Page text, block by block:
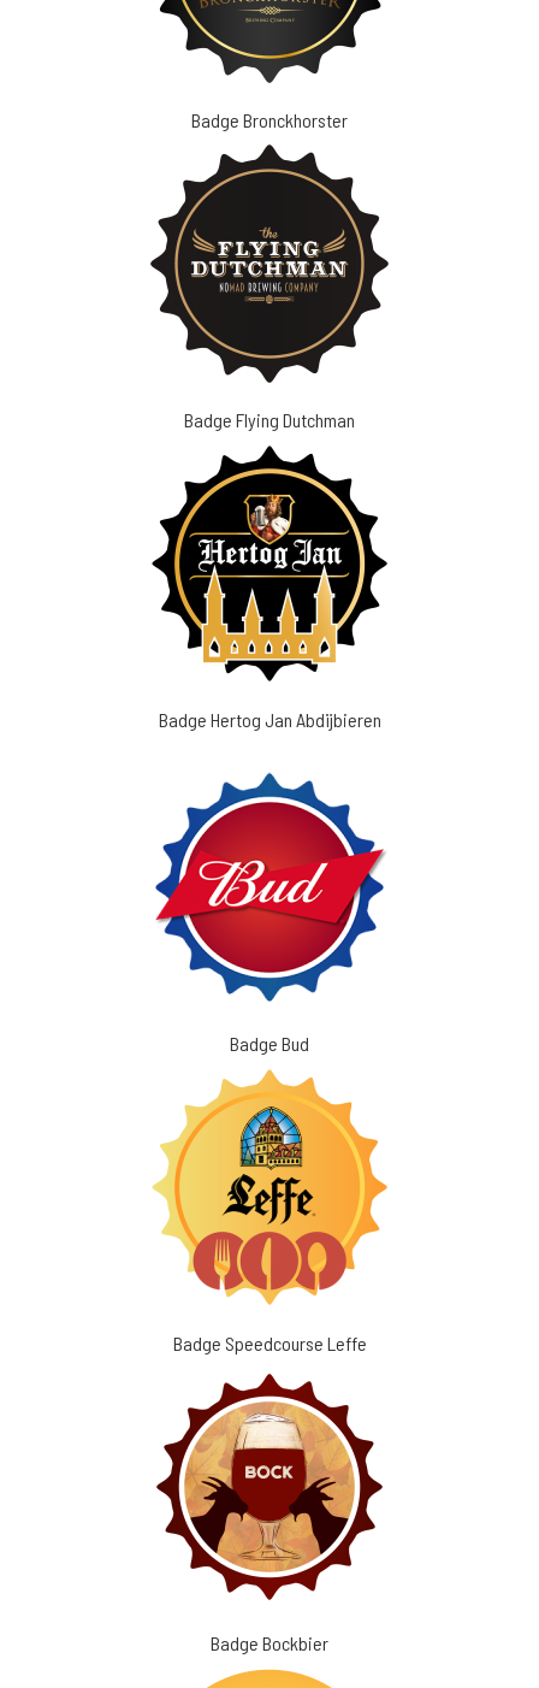
Badge Bronckhorster
Badge Flying Dutchman
Badge Hertog Jan Abdijbieren
Badge Bud
Badge Speedcourse Leffe
Badge Bockbier